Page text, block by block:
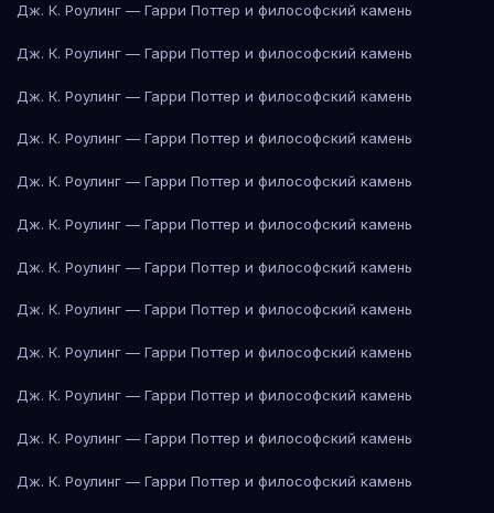
Дж. К. Роулинг — Гарри Поттер и философский камень
Дж. К. Роулинг — Гарри Поттер и философский камень
Дж. К. Роулинг — Гарри Поттер и философский камень
Дж. К. Роулинг — Гарри Поттер и философский камень
Дж. К. Роулинг — Гарри Поттер и философский камень
Дж. К. Роулинг — Гарри Поттер и философский камень
Дж. К. Роулинг — Гарри Поттер и философский камень
Дж. К. Роулинг — Гарри Поттер и философский камень
Дж. К. Роулинг — Гарри Поттер и философский камень
Дж. К. Роулинг — Гарри Поттер и философский камень
Дж. К. Роулинг — Гарри Поттер и философский камень
Дж. К. Роулинг — Гарри Поттер и философский камень